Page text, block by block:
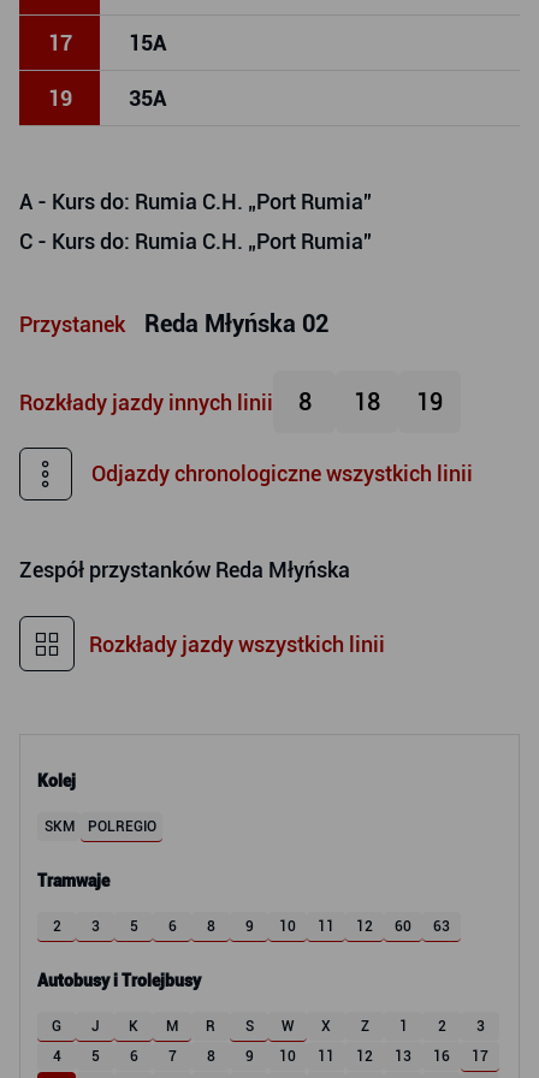
Kolej
SKM POLREGIO
Tramwaje
2 3 5 6 8 9 10 11 12 60 63
Autobusy i Trolejbusy
G J K M R S W X Z 1 2
3
4
5 6 7 8 9 10 11 12 13 16
17
17 15A
19 35A
A - Kurs do: Rumia C.H. „Port Rumia”
C - Kurs do: Rumia C.H. „Port Rumia”
Przystanek Reda Młyńska 02
Rozkłady jazdy innych linii 8 18 19
Odjazdy chronologiczne wszystkich linii
Zespół przystanków Reda Młyńska
Rozkłady jazdy wszystkich linii